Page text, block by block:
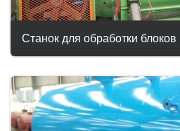
Станок для обработки